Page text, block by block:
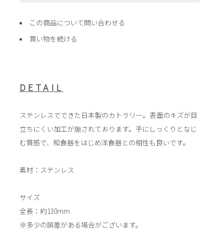
この商品について問い合わせる
買い物を続ける
DETAIL
ステンレスでできた日本製のカトラリー。表面のキズが目
立ちにくい加工が施されております。手にしっくりとなじ
む質感で、和食器をはじめ洋食器との相性も良いです。
素材：ステンレス
サイズ
全長：約130mm
※多少の誤差がある場合がございます。